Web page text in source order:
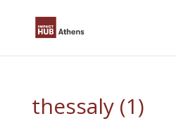
thessaly (1)